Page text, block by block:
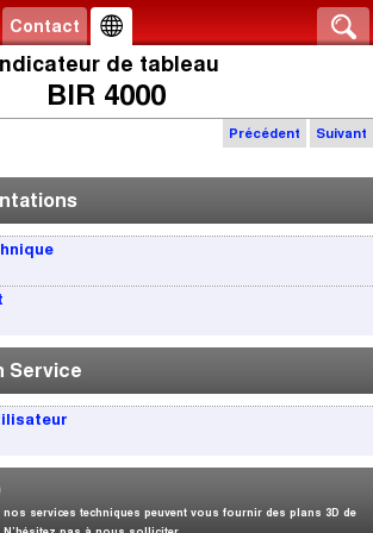
Contact
Indicateur de tableau
BIR 4000
Précédent Suivant
Service
nos services techniques peuvent vous fournir des plans 3D de